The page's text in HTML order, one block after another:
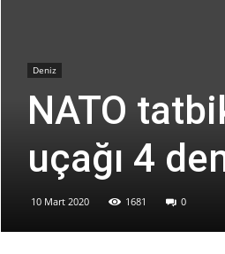
Deniz
NATO
uçağı 4
10 Mart 2020 1681 0